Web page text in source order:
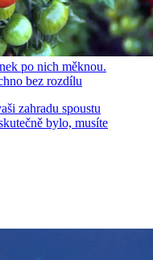
po nich měknou.
bez rozdílu
zahradu spoustu
bylo, musíte